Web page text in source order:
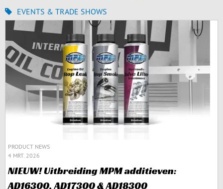
EVENTS & TRADE SHOWS
PRODUCT NEWS
4 MRT. 2026
NIEUW! Uitbreiding MPM additieven:
AD16300, AD17300 & AD18300